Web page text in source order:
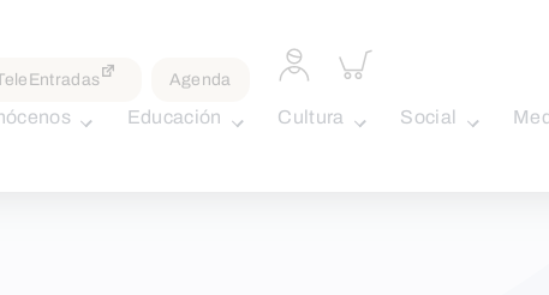
Agenda
Acceder
a
personal
Inspeccionar
carrito
Educación Cultura Social